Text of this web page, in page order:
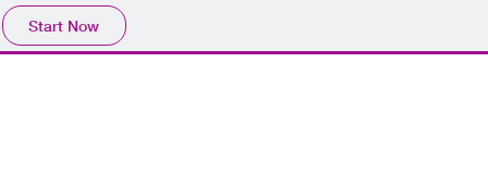
Start Now